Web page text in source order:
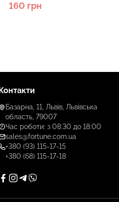
160 грн
Базарна, 11, Львів, Львівська
область, 79007
Час роботи: з 08:30 до 18:00
sales@fortune.com.ua
+380 (93) 115-17-15
+380 (68) 115-17-18